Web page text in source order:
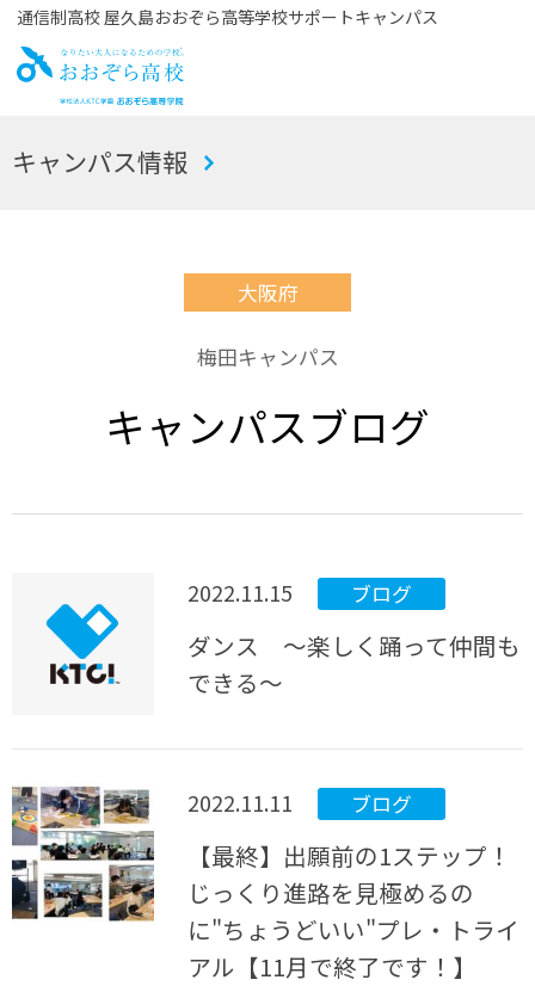
通信制高校 屋久島おおぞら高等学校サポートキャンパス
お
キャンパス情報
大阪府
梅田キャンパス
キャンパスブログ
2022.11.15 ブログ
ダンス ～楽しく踊って仲間も
できる～
2022.11.11 ブログ
【最終】出願前の1ステップ！
じっくり進路を見極めるの
に"ちょうどいい"プレ・トライ
アル【11月で終了です！】